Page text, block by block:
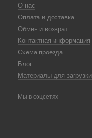
О нас
Оплата и доставка
Обмен и возврат
Контактная информация
Схема проезда
Блог
Материалы для загрузки
Мы в соцсетях